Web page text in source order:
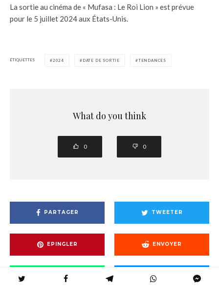
La sortie au cinéma de « Mufasa : Le Roi Lion » est prévue
pour le 5 juillet 2024 aux États-Unis.
ÉTIQUETTES 2024 DATE DE SORTIE TENDANCES
What do you think
0 0
PARTAGER TWEETER
EPINGLER ENVOYER
PARTAGER PARTAGER